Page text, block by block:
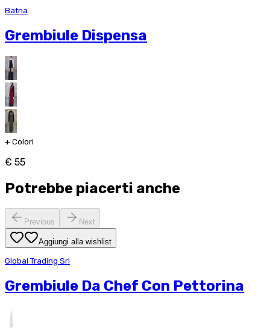
Batna
Grembiule Dispensa
+ Colori
€ 55
Potrebbe piacerti anche
Previous Next
Aggiungi alla wishlist
Global Trading Srl
Grembiule Da Chef Con Pettorina